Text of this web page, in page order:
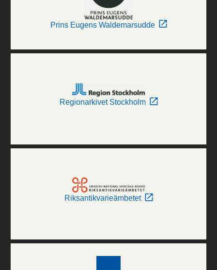
Prins Eugens Waldemarsudde
Regionarkivet Stockholm
Riksantikvarieämbetet